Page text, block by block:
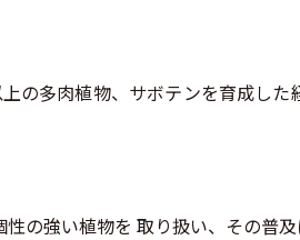
の多肉植物、サボテンを育成し
の強い植物を 取り扱い、その普及